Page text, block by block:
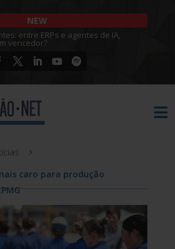
NEW
entre ERPs e agentes de IA,
vencedor?

caro para produção